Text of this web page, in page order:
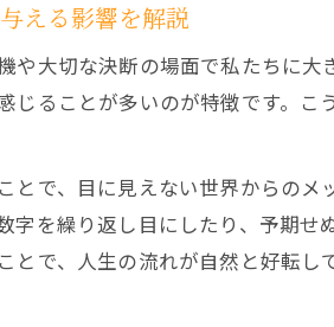
幸運が近づくスピ
スピリチュアルな
シンクロニシティ
える影響を解説
や大切な決断の場面で私たちに
じることが多いのが特徴です。
とで、目に見えない世界からの
字を繰り返し目にしたり、予期
で、人生の流れが自然と好転し